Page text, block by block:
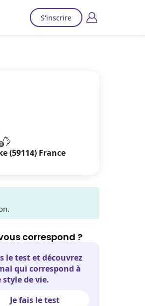
S'inscrire
(59114) France
correspond ?
le test et découvrez
qui correspond à
de vie.
Je fais le test